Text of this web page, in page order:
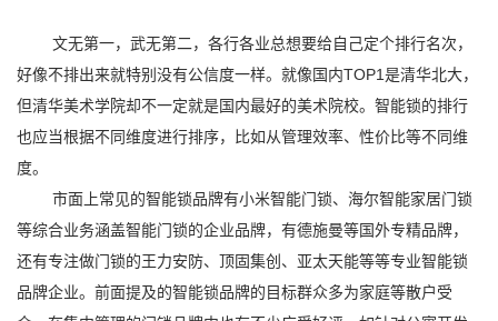
文无第一，武无第二，各行各业总想要给自己定个排行名次，
好像不排出来就特别没有公信度一样。就像国内TOP1是清华北大，
但清华美术学院却不一定就是国内最好的美术院校。智能锁的排行
也应当根据不同维度进行排序，比如从管理效率、性价比等不同维
度。
市面上常见的智能锁品牌有小米智能门锁、海尔智能家居门锁
等综合业务涵盖智能门锁的企业品牌，有德施曼等国外专精品牌，
还有专注做门锁的王力安防、顶固集创、亚太天能等等专业智能锁
品牌企业。前面提及的智能锁品牌的目标群众多为家庭等散户受